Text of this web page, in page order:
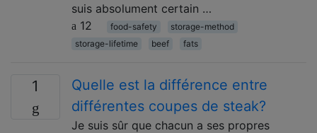
suis absolument certain …
12
food-safety
storage-method
storage-lifetime
beef fats
1
Quelle est la différence entre
différentes coupes de steak?
Je suis sûr que chacun a ses propres